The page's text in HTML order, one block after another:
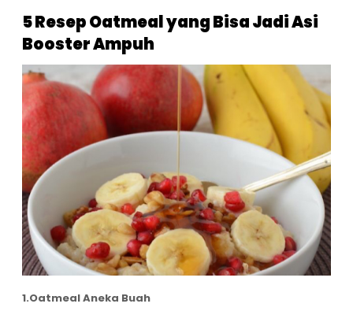
5 Resep Oatmeal yang Bisa Jadi Asi
Booster Ampuh
1.Oatmeal Aneka Buah